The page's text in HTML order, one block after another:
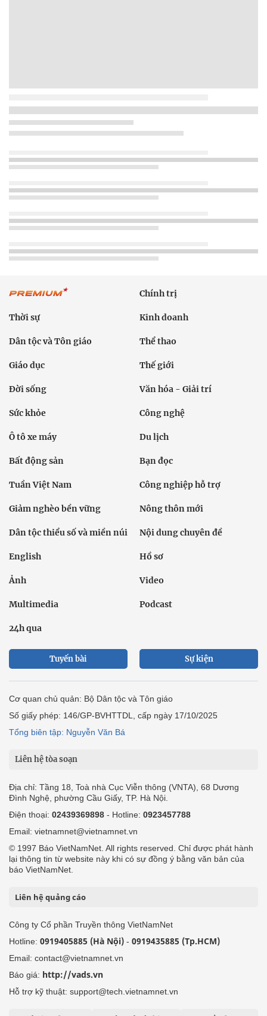
Chính trị
Thời sự Kinh doanh
Dân tộc và Tôn giáo Thể thao
Giáo dục Thế giới
Đời sống Văn hóa - Giải trí
Sức khỏe Công nghệ
Ô tô xe máy Du lịch
Bất động sản Bạn đọc
Tuần Việt Nam Công nghiệp hỗ trợ
Giảm nghèo bền vững Nông thôn mới
Dân tộc thiểu số và miền núi Nội dung chuyên đề
English Hồ sơ
Ảnh Video
Multimedia Podcast
24h qua
Tuyến bài Sự kiện
Cơ quan chủ quản: Bộ Dân tộc và Tôn giáo
Số giấy phép: 146/GP-BVHTTDL, cấp ngày 17/10/2025
Tổng biên tập: Nguyễn Văn Bá
Liên hệ tòa soạn
Địa chỉ: Tầng 18, Toà nhà Cục Viễn thông (VNTA), 68 Dương
Đình Nghệ, phường Cầu Giấy, TP. Hà Nội.
Điện thoại: 02439369898 - Hotline: 0923457788
Email: vietnamnet@vietnamnet.vn
© 1997 Báo VietNamNet. All rights reserved. Chỉ được phát hành
lại thông tin từ website này khi có sự đồng ý bằng văn bản của
báo VietNamNet.
Liên hệ quảng cáo
Công ty Cổ phần Truyền thông VietNamNet
Hotline: 0919405885 (Hà Nội) - 0919435885 (Tp.HCM)
Email: contact@vietnamnet.vn
Báo giá: http://vads.vn
Hỗ trợ kỹ thuật: support@tech.vietnamnet.vn